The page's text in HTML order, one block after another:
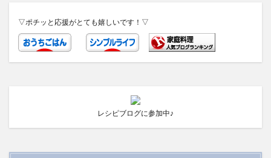
▽ポチッと応援がとても嬉しいです！▽
レシピブログに参加中♪